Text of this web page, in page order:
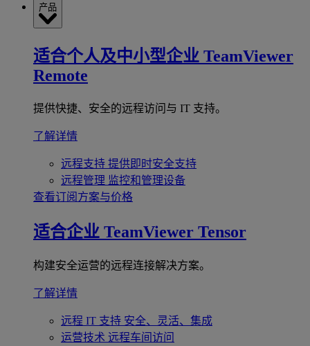
产品
适合个人及中小型企业 TeamViewer
Remote
提供快捷、安全的远程访问与 IT 支持。
了解详情
远程支持 提供即时安全支持
远程管理 监控和管理设备
查看订阅方案与价格
适合企业 TeamViewer Tensor
构建安全运营的远程连接解决方案。
了解详情
远程 IT 支持 安全、灵活、集成
运营技术 远程车间访问